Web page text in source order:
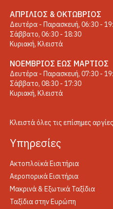
ΑΠΡΊΛΙΟΣ & ΟΚΤΏΒΡΙΟΣ
Δευτέρα - Παρασκευή, 06:30 -
Σάββατο, 06:30 - 18:30
Κυριακή, Κλειστά
ΝΟΈΜΒΡΙΟΣ ΈΩΣ ΜΆΡΤΙΟΣ
Δευτέρα - Παρασκευή, 07:30 -
Σάββατο, 08:30 - 17:30
Κυριακή, Κλειστά
Κλειστά όλες τις επίσημες
Yπηρεσίες
Ακτοπλοϊκά Εισιτήρια
Αεροπορικά Εισιτήρια
Μακρινά & Εξωτικά Ταξίδια
Ταξίδια στην Ευρώπη